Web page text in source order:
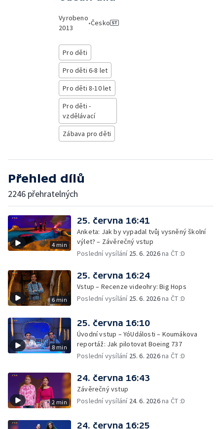
Vyrobeno
2013
•Česko
Pro děti
Pro děti 6-8 let
Pro děti 8-10 let
Pro děti -
vzdělávací
Zábava pro děti
Přehled dílů
2246 přehratelných
4 min
25. června 16:41
Anketa: Jak by vypadal tvůj vysněný školní
výlet? – Závěrečný vstup
Poslední vysílání 25. 6. 2026na ČT :D
6 min
25. června 16:24
Vstup – Recenze videohry: Big Hops
Poslední vysílání 25. 6. 2026na ČT :D
8 min
25. června 16:10
Úvodní vstup – YóUdálosti – Koumákova
reportáž: Jak pilotovat Boeing 737
Poslední vysílání 25. 6. 2026na ČT :D
2 min
24. června 16:43
Závěrečný vstup
Poslední vysílání 24. 6. 2026na ČT :D
24. června 16:25